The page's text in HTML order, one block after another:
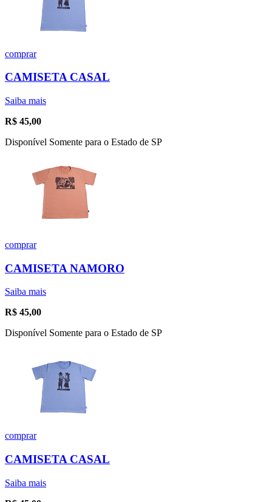
comprar
CAMISETA CASAL
Saiba mais
R$ 45,00
Disponível Somente para o Estado de SP
comprar
CAMISETA NAMORO
Saiba mais
R$ 45,00
Disponível Somente para o Estado de SP
comprar
CAMISETA CASAL
Saiba mais